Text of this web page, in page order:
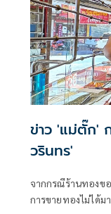
ข่าว 'แม่ตั๊ก'
วรินทร'
จากกรณีร้านทองข
การขายทองไม่ได้